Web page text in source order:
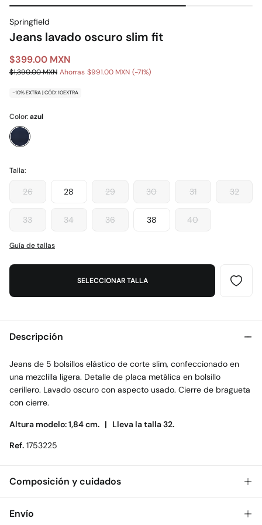
Springfield
Jeans lavado oscuro slim fit
$399.00 MXN
$1,390.00 MXN Ahorras $991.00 MXN 71
-10% EXTRA | CÓD: 10EXTRA
Color:azul
Talla:
26 28 29 30 31 32
33 34 36 38 40
Guía de tallas
SELECCIONAR TALLA
Descripción
Jeans de 5 bolsillos elástico de corte slim, confeccionado en
una mezclilla ligera. Detalle de placa metálica en bolsillo
cerillero. Lavado oscuro con aspecto usado. Cierre de bragueta
con cierre.
Altura modelo: 1,84 cm. | Lleva la talla 32.
Ref. 1753225
Composición y cuidados
Composición
Envío